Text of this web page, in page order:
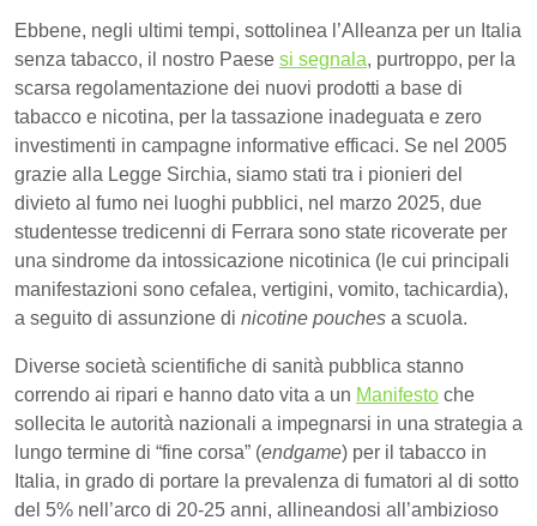
Ebbene, negli ultimi tempi, sottolinea l’Alleanza per un Italia
senza tabacco, il nostro Paese si segnala, purtroppo, per la
scarsa regolamentazione dei nuovi prodotti a base di
tabacco e nicotina, per la tassazione inadeguata e zero
investimenti in campagne informative efficaci. Se nel 2005
grazie alla Legge Sirchia, siamo stati tra i pionieri del
divieto al fumo nei luoghi pubblici, nel marzo 2025, due
studentesse tredicenni di Ferrara sono state ricoverate per
una sindrome da intossicazione nicotinica (le cui principali
manifestazioni sono cefalea, vertigini, vomito, tachicardia),
a seguito di assunzione di nicotine pouches a scuola.
Diverse società scientifiche di sanità pubblica stanno
correndo ai ripari e hanno dato vita a un Manifesto che
sollecita le autorità nazionali a impegnarsi in una strategia a
lungo termine di “fine corsa” (endgame) per il tabacco in
Italia, in grado di portare la prevalenza di fumatori al di sotto
del 5% nell’arco di 20-25 anni, allineandosi all’ambizioso